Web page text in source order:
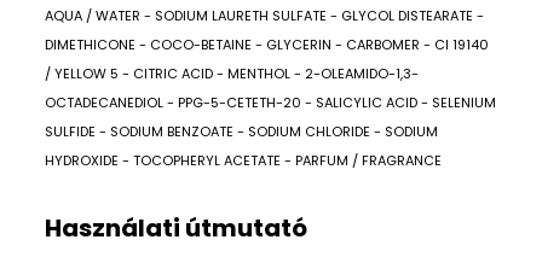
AQUA / WATER - SODIUM LAURETH SULFATE - GLYCOL DISTEARATE -
DIMETHICONE - COCO-BETAINE - GLYCERIN - CARBOMER - CI 19140
/ YELLOW 5 - CITRIC ACID - MENTHOL - 2-OLEAMIDO-1,3-
OCTADECANEDIOL - PPG-5-CETETH-20 - SALICYLIC ACID - SELENIUM
SULFIDE - SODIUM BENZOATE - SODIUM CHLORIDE - SODIUM
HYDROXIDE - TOCOPHERYL ACETATE - PARFUM / FRAGRANCE
Használati útmutató